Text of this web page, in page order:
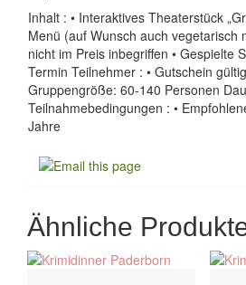
Inhalt : • Interaktives Theaterstück
Menü (auf Wunsch auch vegetarisch
nicht im Preis inbegriffen • Gespielte
Termin Teilnehmer : • Gutschein
Gruppengröße: 60-140 Personen
Teilnahmebedingungen : •
Jahre
Ähnliche